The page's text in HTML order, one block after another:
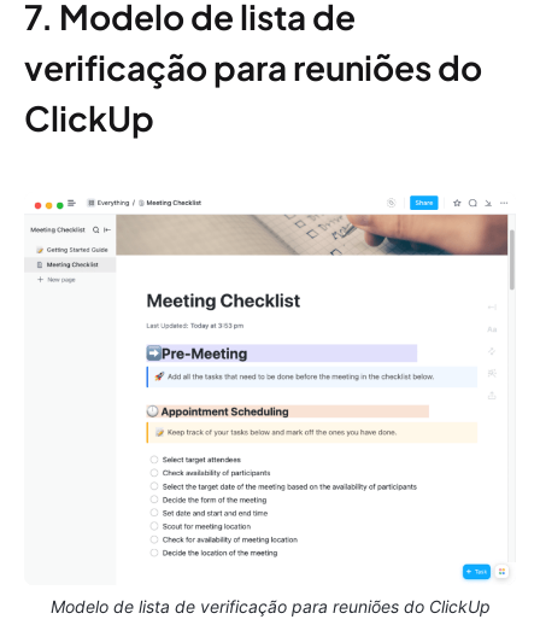
7. Modelo de lista de
verificação para reuniões do
ClickUp
Modelo de lista de verificação para reuniões do ClickUp